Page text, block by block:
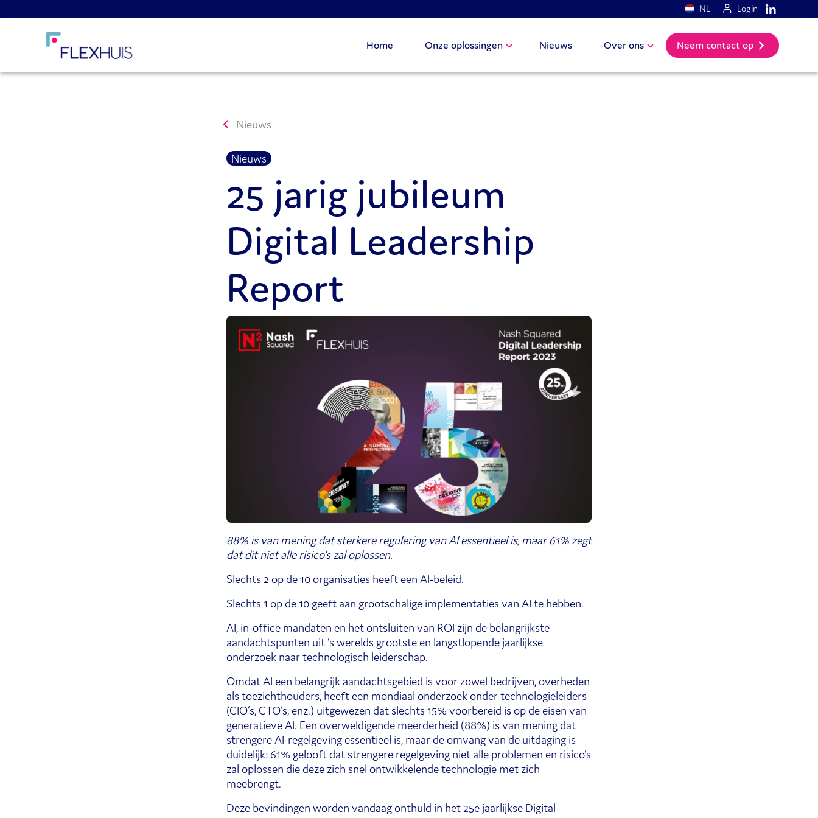
NL Login
Home Onze oplossingen Nieuws Over ons Neem contact op
Nieuws
Nieuws
25 jarig jubileum
Digital Leadership
Report
88% is van mening dat sterkere regulering van AI essentieel is, maar 61% zegt
dat dit niet alle risico’s zal oplossen.
Slechts 2 op de 10 organisaties heeft een AI-beleid.
Slechts 1 op de 10 geeft aan grootschalige implementaties van AI te hebben.
AI, in-office mandaten en het ontsluiten van ROI zijn de belangrijkste
aandachtspunten uit ‘s werelds grootste en langstlopende jaarlijkse
onderzoek naar technologisch leiderschap.
Omdat AI een belangrijk aandachtsgebied is voor zowel bedrijven, overheden
als toezichthouders, heeft een mondiaal onderzoek onder technologieleiders
(CIO’s, CTO’s, enz.) uitgewezen dat slechts 15% voorbereid is op de eisen van
generatieve AI. Een overweldigende meerderheid (88%) is van mening dat
strengere AI-regelgeving essentieel is, maar de omvang van de uitdaging is
duidelijk: 61% gelooft dat strengere regelgeving niet alle problemen en risico’s
zal oplossen die deze zich snel ontwikkelende technologie met zich
meebrengt.
Deze bevindingen worden vandaag onthuld in het 25e jaarlijkse Digital